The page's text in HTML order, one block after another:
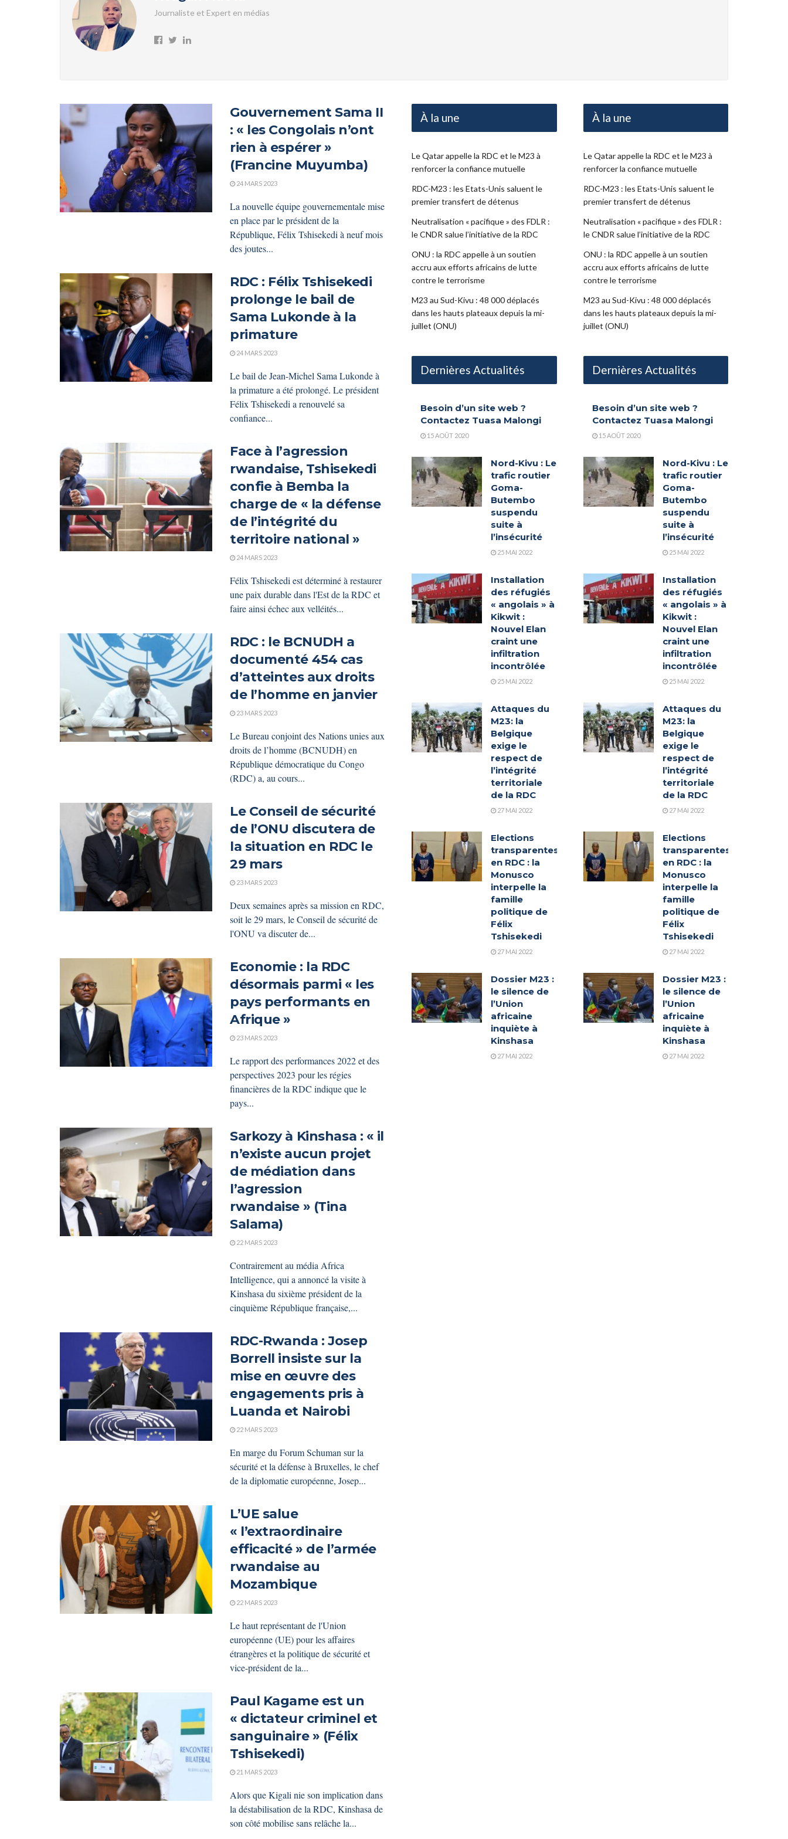
Journaliste et Expert en médias
Gouvernement Sama II
: « les Congolais n’ont
rien à espérer »
(Francine Muyumba)
24 MARS 2023
La nouvelle équipe gouvernementale mise
en place par le président de la
République, Félix Tshisekedi à neuf mois
des joutes...
RDC : Félix Tshisekedi
prolonge le bail de
Sama Lukonde à la
primature
24 MARS 2023
Le bail de Jean-Michel Sama Lukonde à
la primature a été prolongé. Le président
Félix Tshisekedi a renouvelé sa
confiance...
Face à l’agression
rwandaise, Tshisekedi
confie à Bemba la
charge de « la défense
de l’intégrité du
territoire national »
24 MARS 2023
Félix Tshisekedi est déterminé à restaurer
une paix durable dans l'Est de la RDC et
faire ainsi échec aux velléités...
RDC : le BCNUDH a
documenté 454 cas
d’atteintes aux droits
de l’homme en janvier
23 MARS 2023
Le Bureau conjoint des Nations unies aux
droits de l’homme (BCNUDH) en
République démocratique du Congo
(RDC) a, au cours...
Le Conseil de sécurité
de l’ONU discutera de
la situation en RDC le
29 mars
23 MARS 2023
Deux semaines après sa mission en RDC,
soit le 29 mars, le Conseil de sécurité de
l'ONU va discuter de...
Economie : la RDC
désormais parmi « les
pays performants en
Afrique »
23 MARS 2023
Le rapport des performances 2022 et des
perspectives 2023 pour les régies
financières de la RDC indique que le
pays...
Sarkozy à Kinshasa : « il
n’existe aucun projet
de médiation dans
l’agression
rwandaise » (Tina
Salama)
22 MARS 2023
Contrairement au média Africa
Intelligence, qui a annoncé la visite à
Kinshasa du sixième président de la
cinquième République française,...
RDC-Rwanda : Josep
Borrell insiste sur la
mise en œuvre des
engagements pris à
Luanda et Nairobi
22 MARS 2023
En marge du Forum Schuman sur la
sécurité et la défense à Bruxelles, le chef
de la diplomatie européenne, Josep...
L’UE salue
« l’extraordinaire
efficacité » de l’armée
rwandaise au
Mozambique
22 MARS 2023
Le haut représentant de l'Union
européenne (UE) pour les affaires
étrangères et la politique de sécurité et
vice-président de la...
Paul Kagame est un
« dictateur criminel et
sanguinaire » (Félix
Tshisekedi)
21 MARS 2023
Alors que Kigali nie son implication dans
la déstabilisation de la RDC, Kinshasa de
son côté mobilise sans relâche la...
À la une
Le Qatar appelle la RDC et le M23 à
renforcer la confiance mutuelle
RDC-M23 : les Etats-Unis saluent le
premier transfert de détenus
Neutralisation « pacifique » des FDLR :
le CNDR salue l’initiative de la RDC
ONU : la RDC appelle à un soutien
accru aux efforts africains de lutte
contre le terrorisme
M23 au Sud-Kivu : 48 000 déplacés
dans les hauts plateaux depuis la mi-
juillet (ONU)
Dernières Actualités
Besoin d’un site web ?
Contactez Tuasa Malongi
15 AOÛT 2020
Nord-Kivu : Le
trafic routier
Goma-
Butembo
suspendu
suite à
l’insécurité
25 MAI 2022
Installation
des réfugiés
« angolais » à
Kikwit :
Nouvel Elan
craint une
infiltration
incontrôlée
25 MAI 2022
Attaques du
M23: la
Belgique
exige le
respect de
l’intégrité
territoriale
de la RDC
27 MAI 2022
Elections
transparentes
en RDC : la
Monusco
interpelle la
famille
politique de
Félix
Tshisekedi
27 MAI 2022
Dossier M23 :
le silence de
l’Union
africaine
inquiète à
Kinshasa
27 MAI 2022
À la une
Le Qatar appelle la RDC et le M23 à
renforcer la confiance mutuelle
RDC-M23 : les Etats-Unis saluent le
premier transfert de détenus
Neutralisation « pacifique » des FDLR :
le CNDR salue l’initiative de la RDC
ONU : la RDC appelle à un soutien
accru aux efforts africains de lutte
contre le terrorisme
M23 au Sud-Kivu : 48 000 déplacés
dans les hauts plateaux depuis la mi-
juillet (ONU)
Dernières Actualités
Besoin d’un site web ?
Contactez Tuasa Malongi
15 AOÛT 2020
Nord-Kivu : Le
trafic routier
Goma-
Butembo
suspendu
suite à
l’insécurité
25 MAI 2022
Installation
des réfugiés
« angolais » à
Kikwit :
Nouvel Elan
craint une
infiltration
incontrôlée
25 MAI 2022
Attaques du
M23: la
Belgique
exige le
respect de
l’intégrité
territoriale
de la RDC
27 MAI 2022
Elections
transparentes
en RDC : la
Monusco
interpelle la
famille
politique de
Félix
Tshisekedi
27 MAI 2022
Dossier M23 :
le silence de
l’Union
africaine
inquiète à
Kinshasa
27 MAI 2022